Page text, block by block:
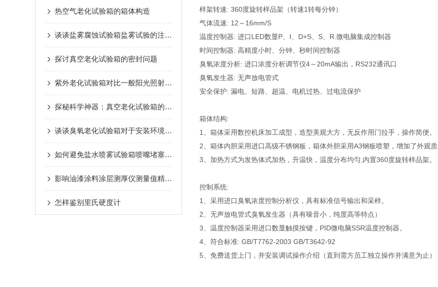
热空气老化试验箱的箱体构造
谈谈盐雾腐蚀试验箱盐雾试验的注意事项
探讨真空老化试验箱的密封问题
紫外老化试验箱对比一般阳光照射的优势浅析
探秘科学神器：真空老化试验箱的核心部分
谈谈臭氧老化试验箱对于安装环境的要求
如何避免盐水喷雾试验箱喷嘴堵塞或破裂?
影响油漆涂料涂层测厚仪测量值精度的因素有哪些？
怎样鉴别里氏硬度计
样架转速: 360度旋转样品架（转速1转每分钟）
气体流速: 12～16mm/S
温度控制器: 进口LED数显P、I、D+S、S、R.微电脑集成控制器
时间控制器: 高精度小时、分钟、秒时间控制器
臭氧浓度分析: 进口浓度分析调节仪4～20mA输出，RS232通讯口
臭氧发生器: 无声放电管式
安全保护: 漏电、短路、超温、电机过热、过电流保护
箱体结构:
1、箱体采用数控机床加工成型，造型美观大方，无反作用门拉手，操作简便。
2、箱体内胆采用进口高级不锈钢板，箱体外胆采用A3钢板喷塑，增加了外观质
3、加热方式为发热体式加热，升温快，温度分布均匀,内置360度旋转样品架。
控制系统:
1、采用进口臭氧浓度控制分析仪，具有标准信号输出和采样。
2、无声放电管式臭氧发生器（具有噪音小，纯度高等特点）
3、温度控制器采用进口数显触摸按键，PID微电脑SSR温度控制器。
4、符合标准: GB/T7762-2003 GB/T3642-92
5、免费送货上门，并安装调试操作介绍（直到需方员工独立操作并满意为止）